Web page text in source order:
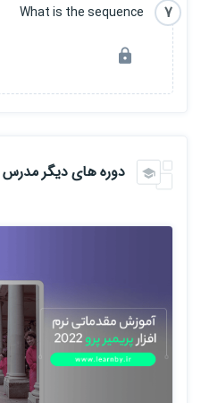
7
What is the sequence
دوره های دیگر مدرس